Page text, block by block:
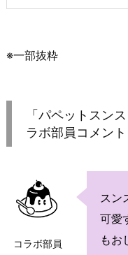
※一部抜粋
「パペットスン
ラボ部員コメント
コラボ部員
スン
可愛
もお